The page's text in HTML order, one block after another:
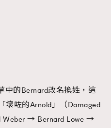
中的Bernard改名換姓，這
壞咗的Arnold」（Damaged
Weber → Bernard Lowe →